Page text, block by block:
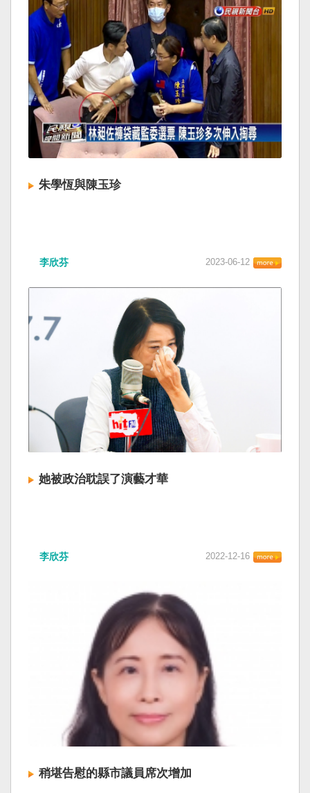
朱學恆與陳玉珍
李欣芬 2023-06-12
她被政治耽誤了演藝才華
李欣芬 2022-12-16
稍堪告慰的縣市議員席次增加